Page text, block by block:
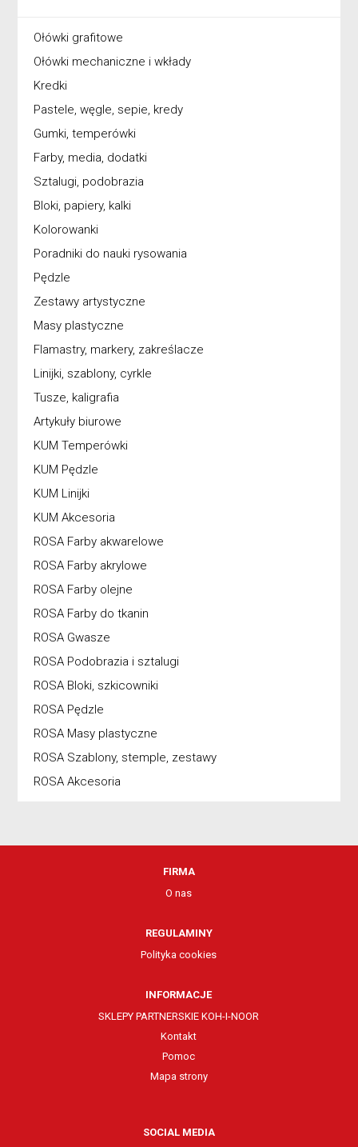
Ołówki grafitowe
Ołówki mechaniczne i wkłady
Kredki
Pastele, węgle, sepie, kredy
Gumki, temperówki
Farby, media, dodatki
Sztalugi, podobrazia
Bloki, papiery, kalki
Kolorowanki
Poradniki do nauki rysowania
Pędzle
Zestawy artystyczne
Masy plastyczne
Flamastry, markery, zakreślacze
Linijki, szablony, cyrkle
Tusze, kaligrafia
Artykuły biurowe
KUM Temperówki
KUM Pędzle
KUM Linijki
KUM Akcesoria
ROSA Farby akwarelowe
ROSA Farby akrylowe
ROSA Farby olejne
ROSA Farby do tkanin
ROSA Gwasze
ROSA Podobrazia i sztalugi
ROSA Bloki, szkicowniki
ROSA Pędzle
ROSA Masy plastyczne
ROSA Szablony, stemple, zestawy
ROSA Akcesoria
FIRMA
O nas
REGULAMINY
Polityka cookies
INFORMACJE
SKLEPY PARTNERSKIE KOH-I-NOOR
Kontakt
Pomoc
Mapa strony
SOCIAL MEDIA